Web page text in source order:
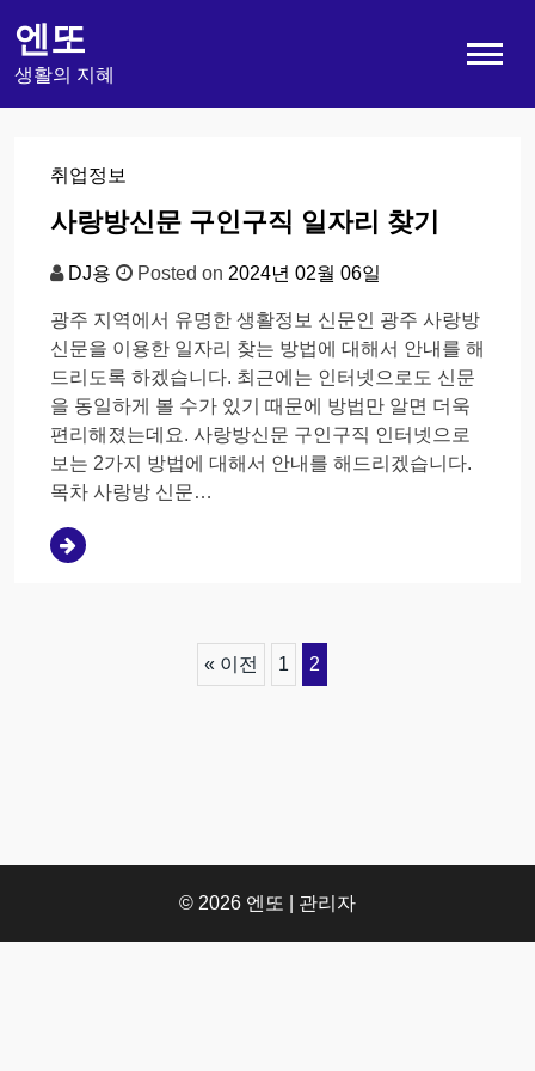
content
엔또
생활의 지혜
취업정보
사랑방신문 구인구직 일자리 찾기
DJ용 Posted on 2024년 02월 06일
광주 지역에서 유명한 생활정보 신문인 광주 사랑방
신문을 이용한 일자리 찾는 방법에 대해서 안내를 해
드리도록 하겠습니다. 최근에는 인터넷으로도 신문
을 동일하게 볼 수가 있기 때문에 방법만 알면 더욱
편리해졌는데요. 사랑방신문 구인구직 인터넷으로
보는 2가지 방법에 대해서 안내를 해드리겠습니다.
목차 사랑방 신문…
« 이전 1 2
© 2026 엔또 | 관리자